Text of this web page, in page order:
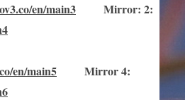
en/main3 Mirror: 2:
en/main5 Mirror4: